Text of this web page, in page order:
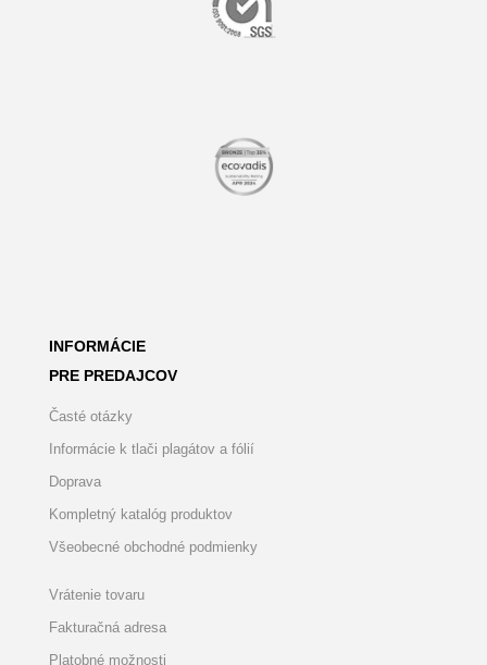
INFORMÁCIE
PRE PREDAJCOV
Časté otázky
Informácie k tlači plagátov a fólií
Doprava
Kompletný katalóg produktov
Všeobecné obchodné podmienky
Vrátenie tovaru
Fakturačná adresa
Platobné možnosti